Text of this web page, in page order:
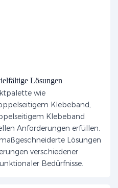
Lösungen
wie
Klebeband,
Klebeband
Anforderungen erfüllen.
Lösungen
verschiedener
Bedürfnisse.